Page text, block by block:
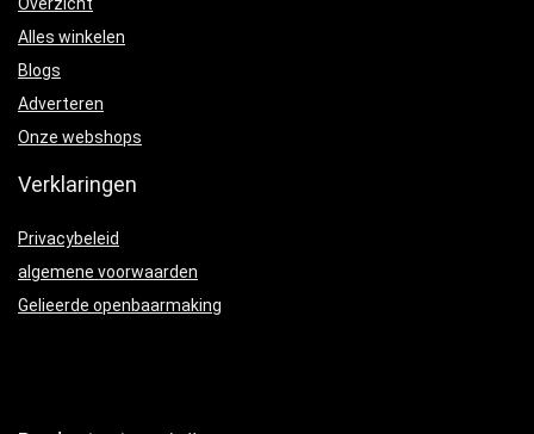
Alles winkelen
Blogs
Adverteren
Onze webshops
Verklaringen
Privacybeleid
algemene voorwaarden
Gelieerde openbaarmaking